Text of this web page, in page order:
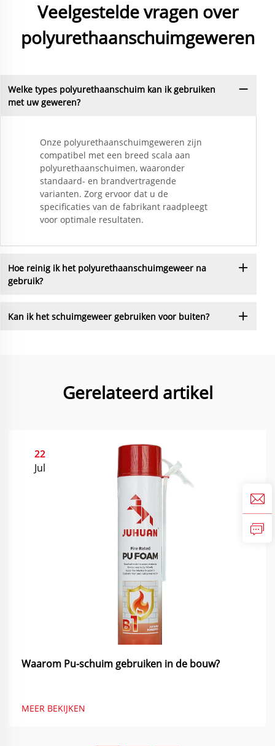
Veelgestelde vragen over
polyurethaanschuimgeweren
Welke types polyurethaanschuim kan ik gebruiken
met uw geweren?
Onze polyurethaanschuimgeweren zijn
compatibel met een breed scala aan
polyurethaanschuimen, waaronder
standaard- en brandvertragende
varianten. Zorg ervoor dat u de
specificaties van de fabrikant raadpleegt
voor optimale resultaten.
Hoe reinig ik het polyurethaanschuimgeweer na
gebruik?
Kan ik het schuimgeweer gebruiken voor buiten?
Gerelateerd artikel
22
Jul
Waarom Pu-schuim gebruiken in de bouw?
MEER BEKIJKEN